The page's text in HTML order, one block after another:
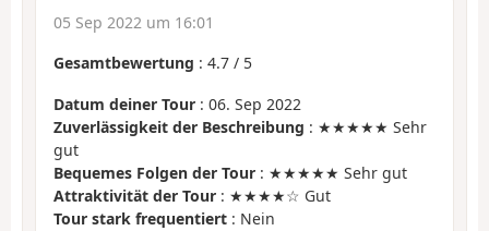
05 Sep 2022 um 16:01
Gesamtbewertung : 4.7 / 5
Datum deiner Tour : 06. Sep 2022
Zuverlässigkeit der Beschreibung : ★★★★★ Sehr
gut
Bequemes Folgen der Tour : ★★★★★ Sehr gut
Attraktivität der Tour : ★★★★☆ Gut
Tour stark frequentiert : Nein